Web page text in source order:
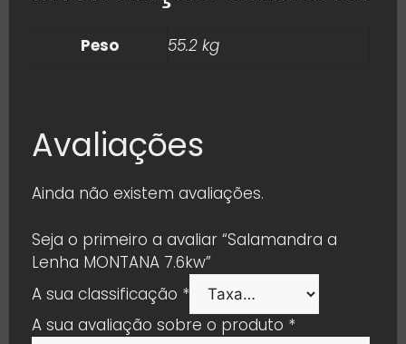
Peso 55.2 kg
Avaliações
Ainda não existem avaliações.
Seja o primeiro a avaliar “Salamandra a
Lenha MONTANA 7.6kw”
A sua classificação *
A sua avaliação sobre o produto *